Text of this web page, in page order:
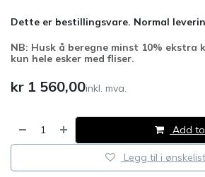
Dette er bestillingsvare. Normal
NB: Husk å beregne minst 10% ekstra
kun hele esker med fliser.
kr 1 560,00inkl. mva.
Add
Legg til i